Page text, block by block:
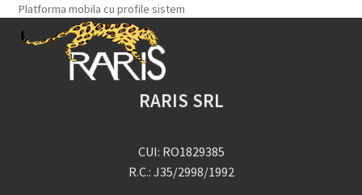
Platforma mobila cu profile sistem
RARIS SRL
CUI: RO1829385
R.C.: J35/2998/1992